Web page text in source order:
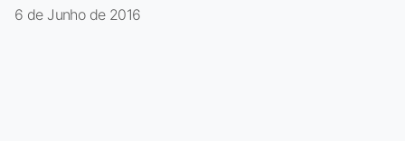
6 de Junho de 2016